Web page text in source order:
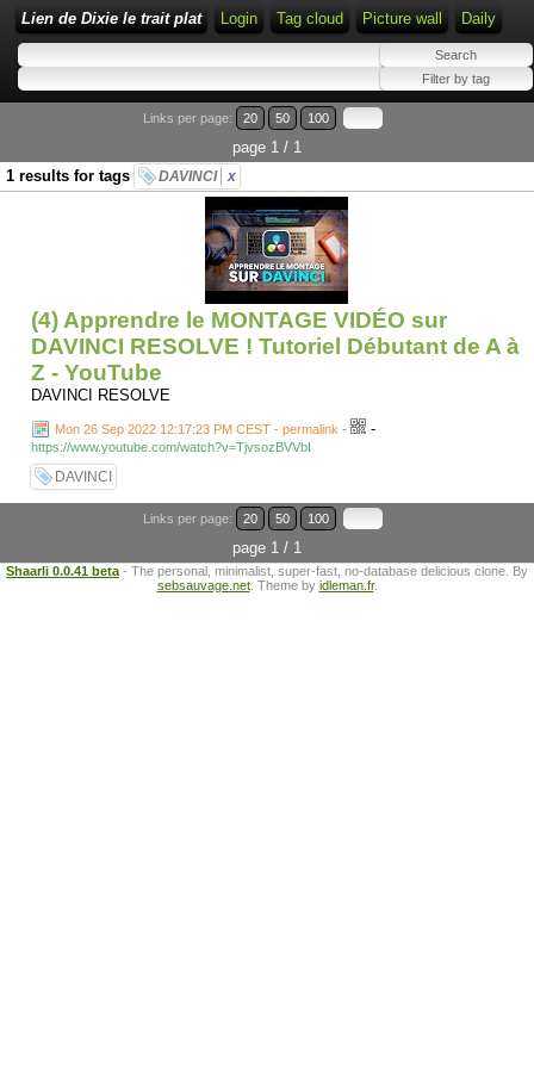
Lien de Dixie le trait plat Login Tag cloud Picture wall Daily
Links per page: 20 50 100
page 1 / 1
1 results for tags
DAVINCI x
(4) Apprendre le MONTAGE VIDÉO sur
DAVINCI RESOLVE ! Tutoriel Débutant de A à
Z - YouTube
DAVINCI RESOLVE
Mon 26 Sep 2022 12:17:23 PM CEST - permalink - -
https://www.youtube.com/watch?v=TjvsozBVVbI
DAVINCI
Links per page: 20 50 100
page 1 / 1
Shaarli 0.0.41 beta - The personal, minimalist, super-fast, no-database delicious clone. By
sebsauvage.net. Theme by idleman.fr.